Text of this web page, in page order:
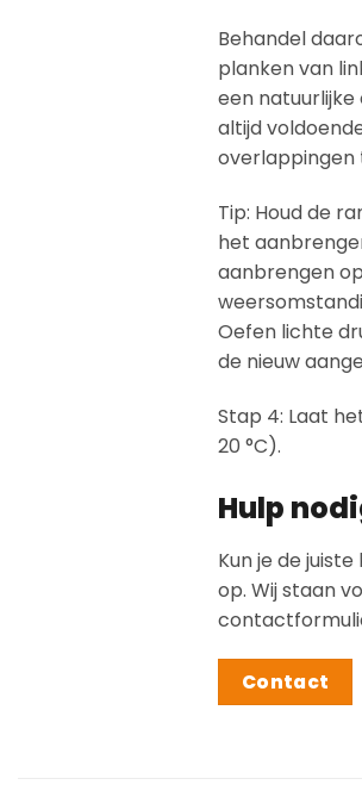
Behandel
planken van
een natuurlijke
altijd
overlappingen
Tip: Houd de
het
aanbrengen
Oefen lichte
de nieuw
Stap 4: Laat
20 °C).
Hulp
Kun je de
op. Wij staan
Contact